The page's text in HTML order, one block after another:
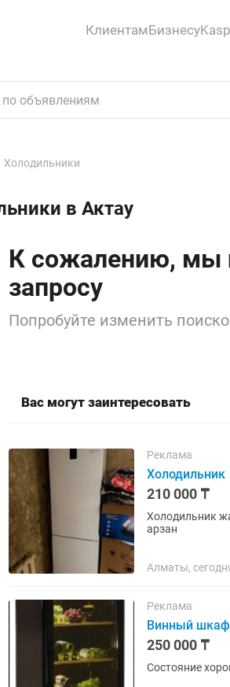
КлиентамБизнесу
Холодильники
в Актау
К сожалению, мы
запросу
Попробуйте изменить
Вас могут заинтересовать
Реклама
Холодильник
210 000 ₸
Холодильник
арзан
Алматы,
Реклама
Винный шкаф
250 000 ₸
Состояние